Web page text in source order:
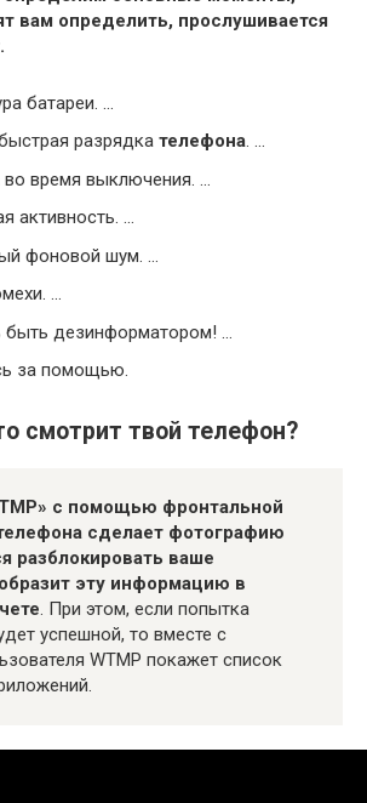
вам определить, прослушивается
батареи. …
разрядка телефона. …
время выключения. …
активность. …
фоновой шум. …
…
быть дезинформатором! …
за помощью.
смотрит твой телефон?
с помощью фронтальной
сделает фотографию
разблокировать ваше
эту информацию в
. При этом, если попытка
успешной, то вместе с
WTMP покажет список